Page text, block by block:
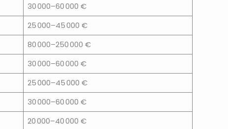
30 000–60 000 €
25 000–45 000 €
80 000–250 000 €
30 000–60 000 €
25 000–45 000 €
30 000–60 000 €
20 000–40 000 €